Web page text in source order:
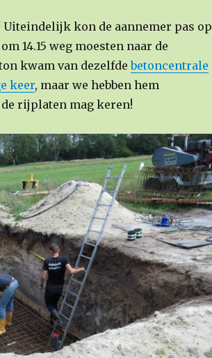
Uiteindelijk kon de aannemer pas op
14.15 weg moesten naar de
kwam van dezelfdebetoncentrale
keer, maar we hebben hem
rijplaten mag keren!